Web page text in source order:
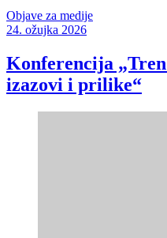
Objave za medije
24. ožujka 2026
Konferencija
izazovi i prilike“